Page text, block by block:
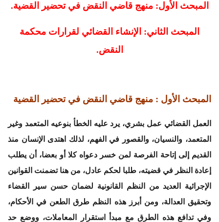
المبحث الأول: منهج قاضي النقض في تحضير القضية.
المبحث الثاني: الإنشاء القضائي لقرارات محكمة
النقض.
المبحث الأول : منهج قاضي النقض في تحضير القضية
العمل القضائي عمل بشري، يرد عليه الخطأ بنوعيه المتعمد وغير
المتعمد، والنسيان، والقصور في الفهم، لذلك اهتدى الإنسان منذ
القديم إلى إتاحة الفرصة لمن خسر دعواه كلا أو بعضا، أن يطلب
إعادة النظر في قضيته، طلبا لحكم عادل، من هنا تضمنت القوانين
الإجرائية العديد من النظم القانونية لضمان حسن سير القضاء
وتحقيق العدالة، ومن أبرز هذه النظم طرق الطعن في الأحكام،
وفي تدافع هذه الطرق مع مبدأ استقرار المعاملات، ووضع حد